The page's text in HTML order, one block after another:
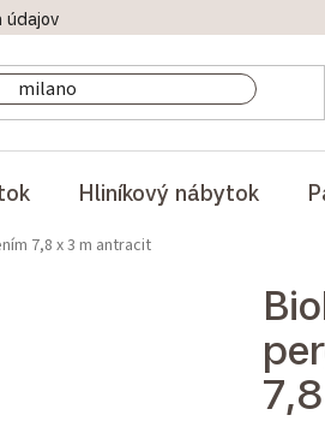
údajov
Hliníkový nábytok
7,8 x 3 m antracit